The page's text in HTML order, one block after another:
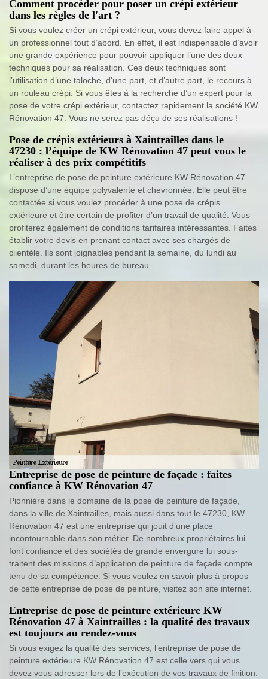
Comment procéder pour poser un crépi extérieur
dans les règles de l'art ?
Si vous voulez créer un crépi extérieur, vous devez faire appel à
un professionnel tout d’abord. En effet, il est indispensable d’avoir
une grande expérience pour pouvoir appliquer l’une des deux
techniques pour sa réalisation. Ces deux techniques sont
l’utilisation d’une taloche, d’une part, et d’autre part, le recours à
un rouleau crépi. Si vous êtes à la recherche d’un expert pour la
pose de votre crépi extérieur, contactez rapidement la société KW
Rénovation 47. Vous ne serez pas déçu de ses réalisations !
Pose de crépis extérieurs à Xaintrailles dans le
47230 : l’équipe de KW Rénovation 47 peut vous le
réaliser à des prix compétitifs
L’entreprise de pose de peinture extérieure KW Rénovation 47
dispose d’une équipe polyvalente et chevronnée. Elle peut être
contactée si vous voulez procéder à une pose de crépis
extérieure et être certain de profiter d’un travail de qualité. Vous
profiterez également de conditions tarifaires intéressantes. Faites
établir votre devis en prenant contact avec ses chargés de
clientèle. Ils sont joignables pendant la semaine, du lundi au
samedi, durant les heures de bureau.
Entreprise de pose de peinture de façade : faites
confiance à KW Rénovation 47
Pionnière dans le domaine de la pose de peinture de façade,
dans la ville de Xaintrailles, mais aussi dans tout le 47230, KW
Rénovation 47 est une entreprise qui jouit d’une place
incontournable dans son métier. De nombreux propriétaires lui
font confiance et des sociétés de grande envergure lui sous-
traitent des missions d’application de peinture de façade compte
tenu de sa compétence. Si vous voulez en savoir plus à propos
de cette entreprise de pose de peinture, visitez son site internet.
Entreprise de pose de peinture extérieure KW
Rénovation 47 à Xaintrailles : la qualité des travaux
est toujours au rendez-vous
Si vous exigez la qualité des services, l’entreprise de pose de
peinture extérieure KW Rénovation 47 est celle vers qui vous
devez vous adresser lors de l’exécution de vos travaux de finition.